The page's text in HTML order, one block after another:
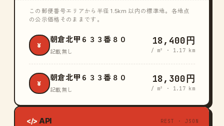
この郵便番号エリアから半径 1.5km 以内の標準地。各地点
の公示価格そのままです。
¥
朝倉北甲６３３番８０
記載無し
18,400円
/ m² · 1.17 km
¥
朝倉北甲６３３番８０
記載無し
18,300円
/ m² · 1.17 km
</> API REST · JSON